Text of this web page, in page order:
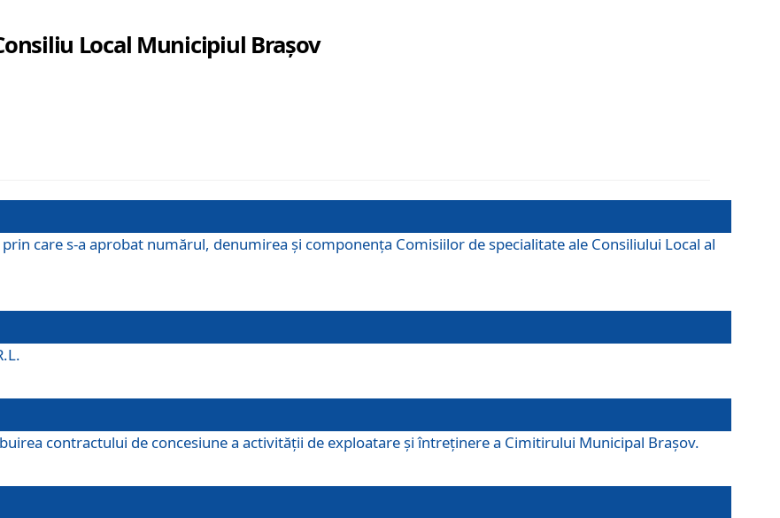
Local Municipiul Brașov
care s-a aprobat numărul, denumirea şi componenţa Comisiilor de specialitate ale Consiliului Local al
contractului de concesiune a activităţii de exploatare şi întreţinere a Cimitirului Municipal Braşov.